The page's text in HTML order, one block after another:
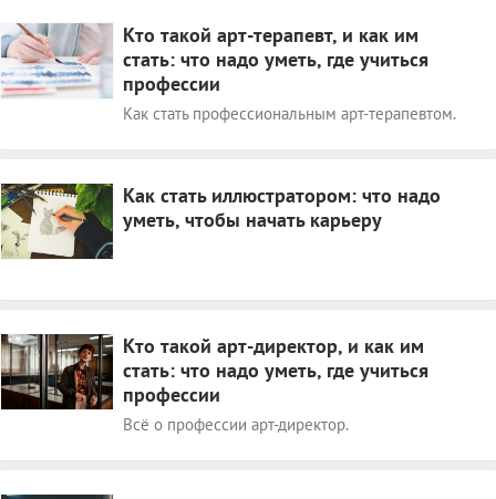
Кто такой арт-терапевт, и как им
стать: что надо уметь, где учиться
профессии
Как стать профессиональным арт-терапевтом.
Как стать иллюстратором: что надо
уметь, чтобы начать карьеру
Кто такой арт-директор, и как им
стать: что надо уметь, где учиться
профессии
Всё о профессии арт-директор.